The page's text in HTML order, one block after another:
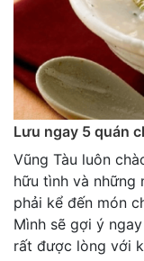
Lưu ngay 5 quán
Vũng Tàu luôn
hữu tình và những
phải kể đến món
Mình sẽ gợi ý
rất được lòng với